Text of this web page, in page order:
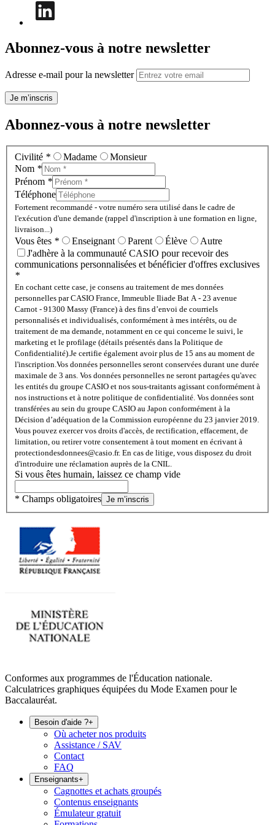
Abonnez-vous à notre newsletter
Adresse e-mail pour la newsletter
Je m’inscris
Abonnez-vous à notre newsletter
Civilité * Madame
Monsieur
Nom *
Prénom *
Téléphone
Fortement recommandé - votre numéro sera utilisé dans le cadre de
l'exécution d'une demande (rappel d'inscription à une formation en ligne,
livraison...)
Vous êtes * Enseignant Parent Élève
Autre
J'adhère à la communauté CASIO pour recevoir des
communications personnalisées et bénéficier d'offres exclusives
*
En cochant cette case, je consens au traitement de mes données
personnelles par CASIO France, Immeuble Iliade Bat A - 23 avenue
Carnot - 91300 Massy (France) à des fins d’envoi de courriels
personnalisés et individualisés, conformément à mes intérêts, ou de
traitement de ma demande, notamment en ce qui concerne le suivi, le
marketing et le profilage (détails présentés dans la Politique de
Confidentialité). Je certifie également avoir plus de 15 ans au moment de
l'inscription. Vos données personnelles seront conservées durant une durée
maximale de 3 ans. Vos données personnelles ne seront partagées qu'avec
les entités du groupe CASIO et nos sous-traitants agissant conformément à
nos instructions et à notre politique de confidentialité. Vos données sont
transférées au sein du groupe CASIO au Japon conformément à la
Décision d’adéquation de la Commission européenne du 23 janvier 2019.
Vous pouvez exercer vos droits d'accès, de rectification, effacement, de
limitation, ou retirer votre consentement à tout moment en écrivant à
protectiondesdonnees@casio.fr. En cas de litige, vous disposez du droit
d'introduire une réclamation auprès de la CNIL.
Si vous êtes humain, laissez ce champ vide
* Champs obligatoires Je m’inscris
Conformes aux programmes de l'Éducation nationale.
Calculatrices graphiques équipées du Mode Examen pour le
Baccalauréat.
Besoin d'aide ?+
Où acheter nos produits
Assistance / SAV
Contact
FAQ
Enseignants+
Cagnottes et achats groupés
Contenus enseignants
Émulateur gratuit